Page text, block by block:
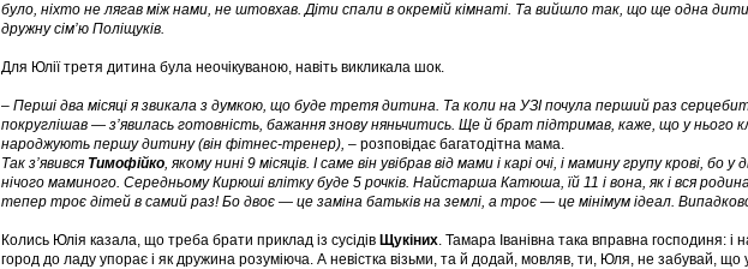
було, ніхто не лягав між нами, не штовхав. Діти спали в окремій кімнаті. Та вийшло так, що ще одна
дружну сім’ю Поліщуків.
Для Юлії третя дитина була неочікуваною, навіть викликала шок.
– Перші два місяці я звикала з думкою, що буде третя дитина. Та коли на УЗІ почула перший раз
покруглішав — з’явилась готовність, бажання знову няньчитись. Ще й брат підтримав, каже, що у нього
народжують першу дитину (він фітнес-тренер), – розповідає багатодітна мама.
Так з’явився Тимофійко, якому нині 9 місяців. І саме він увібрав від мами і карі очі, і мамину групу крові, бо
нічого маминого. Середньому Кирюші влітку буде 5 рочків. Найстарша Катюша, їй 11 і вона, як і вся
тепер троє дітей в самий раз! Бо двоє — це заміна батьків на землі, а троє — це мінімум ідеал.
Колись Юлія казала, що треба брати приклад із сусідів Щукіних. Тамара Іванівна така вправна господиня: і
город до ладу упорає і як дружина розуміюча. А невістка візьми, та й додай, мовляв, ти, Юля, не забувай, що